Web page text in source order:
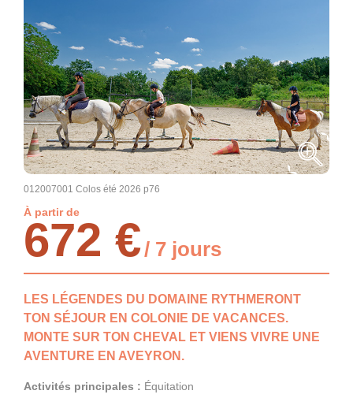
012007001 Colos été 2026 p76
À partir de
672 €/ 7 jours
LES LÉGENDES DU DOMAINE RYTHMERONT
TON SÉJOUR EN COLONIE DE VACANCES.
MONTE SUR TON CHEVAL ET VIENS VIVRE UNE
AVENTURE EN AVEYRON.
Activités principales : Équitation